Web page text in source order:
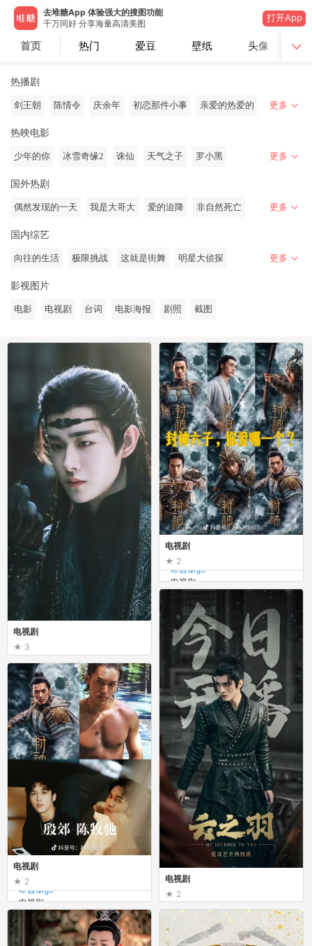
去堆糖App 体验强大的搜图功能
千万同好 分享海量高清美图
打开App
首页 热门 爱豆 壁纸 头像
热播剧
剑王朝 陈情令 庆余年 初恋那件小事 亲爱的热爱的 更多
热映电影
少年的你 冰雪奇缘2 诛仙 天气之子 罗小黑 更多
国外热剧
偶然发现的一天 我是大哥大 爱的迫降 非自然死亡 更多
国内综艺
向往的生活 极限挑战 这就是街舞 明星大侦探 更多
影视图片
电影 电视剧 台词 电影海报 剧照 截图
电视剧
2
希酱Qig9
电视剧
电视剧
3
希酱Qig9
电视剧
电视剧
2
希酱Qig9
电视剧
电视剧
2
希酱Qig9
电视剧